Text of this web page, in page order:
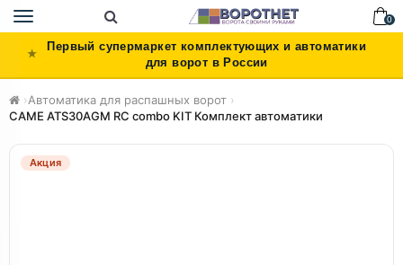
Toggle
navigation
0
Первый супермаркет комплектующих и автоматики
для ворот в России
›Автоматика для распашных ворот ›
CAME ATS30AGM RC combo KIT Комплект автоматики
Акция